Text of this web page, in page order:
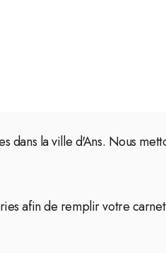
la ville d'Ans. Nous
afin de remplir votre